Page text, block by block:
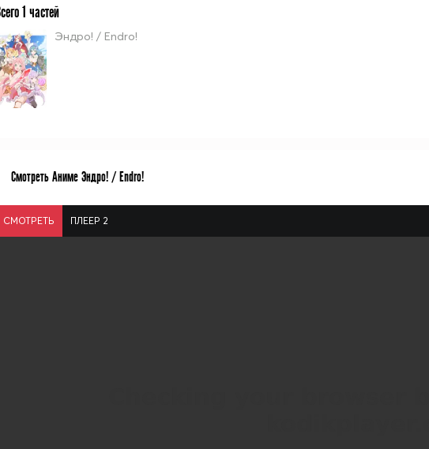
1 частей
Эндро! / Endro!
Смотреть Аниме Эндро! / Endro!
СМОТРЕТЬ ПЛЕЕР 2